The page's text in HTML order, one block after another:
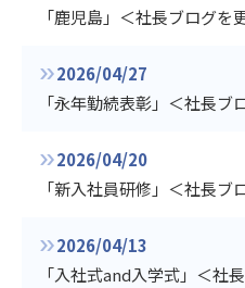
「鹿児島」＜社長ブログを
2026/04/27
「永年勤続表彰」＜社長ブ
2026/04/20
「新入社員研修」＜社長ブ
2026/04/13
「入社式and入学式」＜社